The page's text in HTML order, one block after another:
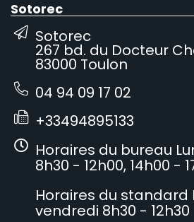
Sotorec
Sotorec
267 bd. du Docteur
83000 Toulon
04 94 09 17 02
+33494895133
Horaires du bureau
8h30 - 12h00, 14h00 -
Horaires du standard
vendredi 8h30 - 12h30